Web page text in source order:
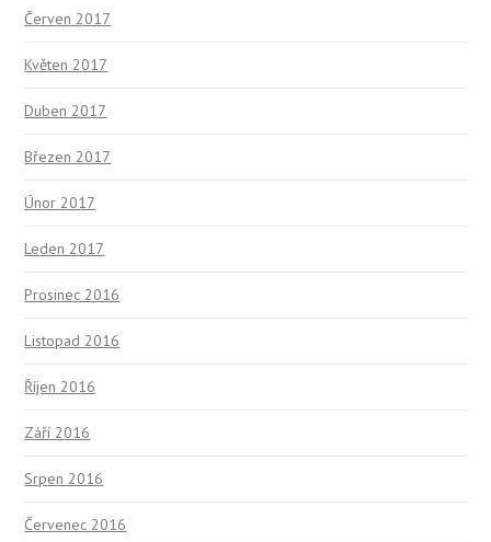
Červen 2017
Květen 2017
Duben 2017
Březen 2017
Únor 2017
Leden 2017
Prosinec 2016
Listopad 2016
Říjen 2016
Září 2016
Srpen 2016
Červenec 2016